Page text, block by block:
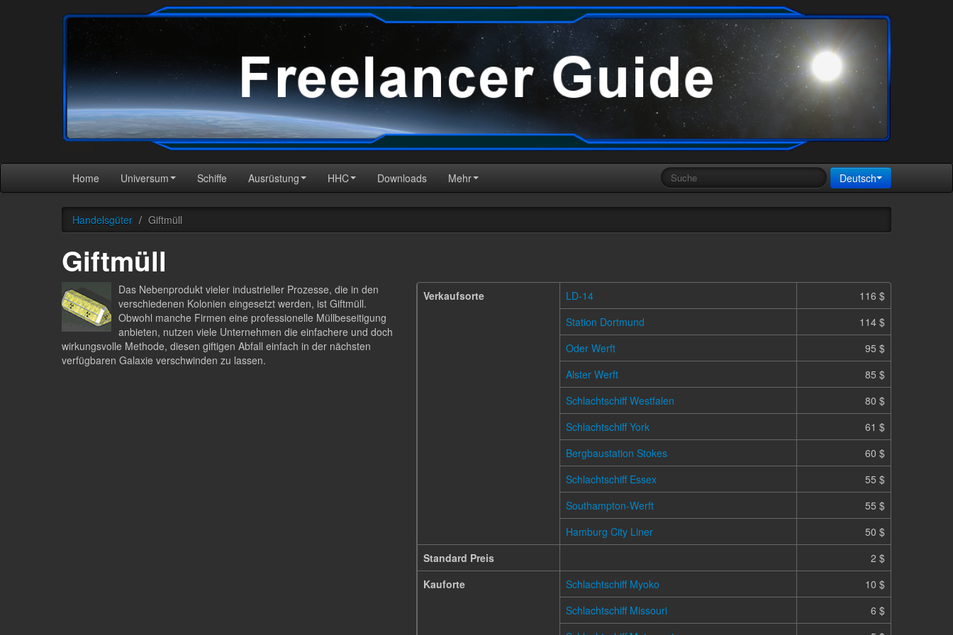
Home Universum Schiffe Ausrüstung HHC Downloads Mehr Deutsch
Handelsgüter / Giftmüll
Giftmüll
Das Nebenprodukt vieler industrieller Prozesse, die in den
verschiedenen Kolonien eingesetzt werden, ist Giftmüll.
Obwohl manche Firmen eine professionelle Müllbeseitigung
anbieten, nutzen viele Unternehmen die einfachere und doch
wirkungsvolle Methode, diesen giftigen Abfall einfach in der nächsten
verfügbaren Galaxie verschwinden zu lassen.
Verkaufsorte LD-14
116 $
Station Dortmund
114 $
Oder Werft
95 $
Alster Werft
85 $
Schlachtschiff Westfalen
80 $
Schlachtschiff York
61 $
Bergbaustation Stokes
60 $
Schlachtschiff Essex
55 $
Southampton-Werft
55 $
Hamburg City Liner
50 $
Standard Preis
2 $
Kauforte
Schlachtschiff Myoko
10 $
Schlachtschiff Missouri
6 $